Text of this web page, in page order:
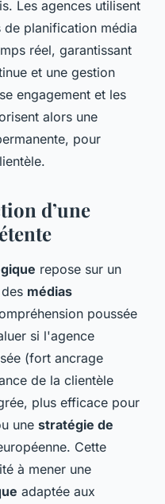
Les agences utilisent
planification média
réel, garantissant
et une gestion
engagement et les
alors une
pour
d’une
repose sur un
médias
poussée
si l'agence
(fort ancrage
de la clientèle
plus efficace pour
une stratégie de
Cette
à mener une
adaptée aux